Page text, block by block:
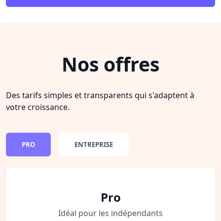
Nos offres
Des tarifs simples et transparents qui s'adaptent à
votre croissance.
PRO ENTREPRISE
Pro
Idéal pour les indépendants